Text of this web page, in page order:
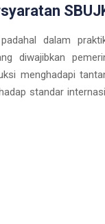
dalam
diwajibkan
menghadapi
standar